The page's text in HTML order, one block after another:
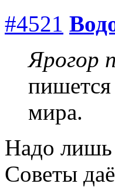
#4521
Ярогор
мира.
Надо
Советы